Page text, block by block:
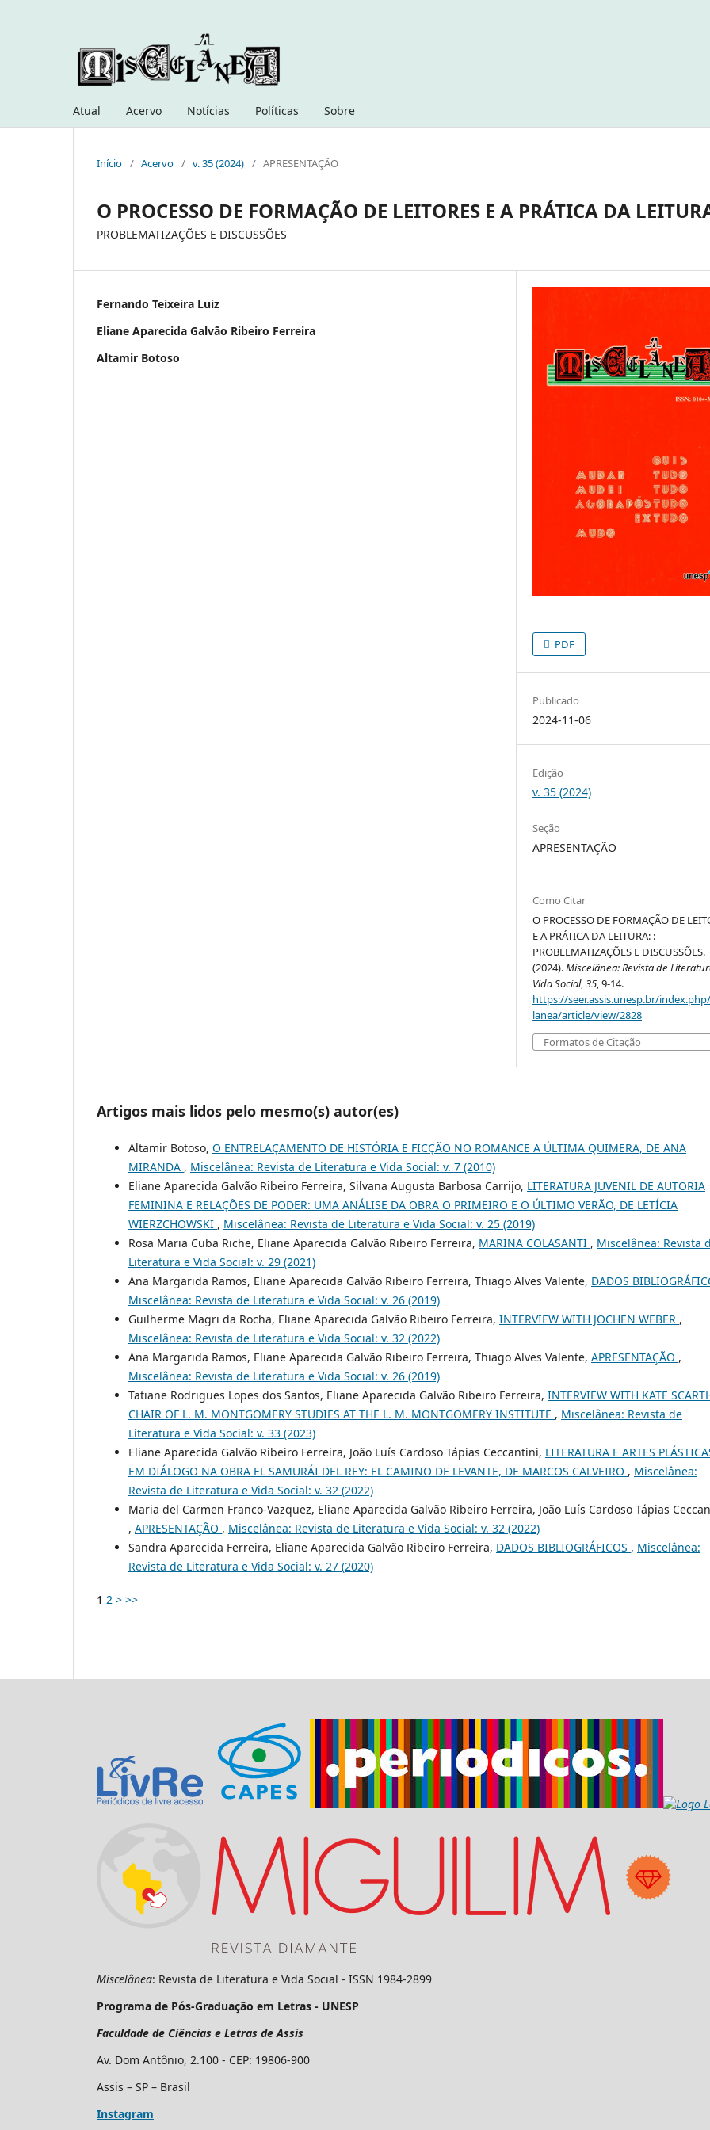
Atual Acervo Notícias Políticas Sobre
Início / Acervo / v. 35 (2024) / APRESENTAÇÃO
O PROCESSO DE FORMAÇÃO DE LEITORES E A PRÁTICA DA
PROBLEMATIZAÇÕES E DISCUSSÕES
Fernando Teixeira Luiz
Eliane Aparecida Galvão Ribeiro Ferreira
Altamir Botoso
PDF
Publicado
2024-11-06
Edição
v. 35 (2024)
Seção
APRESENTAÇÃO
Como Citar
O PROCESSO DE FORMAÇÃO DE
E A PRÁTICA DA LEITURA: :
PROBLEMATIZAÇÕES E DISCUSSÕES.
(2024).Miscelânea: Revista de
Vida Social,35, 9-14.
https://seer.assis.unesp.br/
lanea/article/view/2828
Formatos de Citação
Artigos mais lidos pelo mesmo(s) autor(es)
Altamir Botoso, O ENTRELAÇAMENTO DE HISTÓRIA E FICÇÃO NO ROMANCE A ÚLTIMA QUIMERA, DE ANA
MIRANDA , Miscelânea: Revista de Literatura e Vida Social: v. 7 (2010)
Eliane Aparecida Galvão Ribeiro Ferreira, Silvana Augusta Barbosa Carrijo, LITERATURA JUVENIL DE AUTORIA
FEMININA E RELAÇÕES DE PODER: UMA ANÁLISE DA OBRA O PRIMEIRO E O ÚLTIMO VERÃO, DE LETÍCIA
WIERZCHOWSKI , Miscelânea: Revista de Literatura e Vida Social: v. 25 (2019)
Rosa Maria Cuba Riche, Eliane Aparecida Galvão Ribeiro Ferreira, MARINA COLASANTI , Miscelânea: Revista
Literatura e Vida Social: v. 29 (2021)
Ana Margarida Ramos, Eliane Aparecida Galvão Ribeiro Ferreira, Thiago Alves Valente, DADOS
Miscelânea: Revista de Literatura e Vida Social: v. 26 (2019)
Guilherme Magri da Rocha, Eliane Aparecida Galvão Ribeiro Ferreira, INTERVIEW WITH JOCHEN WEBER ,
Miscelânea: Revista de Literatura e Vida Social: v. 32 (2022)
Ana Margarida Ramos, Eliane Aparecida Galvão Ribeiro Ferreira, Thiago Alves Valente, APRESENTAÇÃO ,
Miscelânea: Revista de Literatura e Vida Social: v. 26 (2019)
Tatiane Rodrigues Lopes dos Santos, Eliane Aparecida Galvão Ribeiro Ferreira, INTERVIEW WITH KATE
CHAIR OF L. M. MONTGOMERY STUDIES AT THE L. M. MONTGOMERY INSTITUTE , Miscelânea: Revista de
Literatura e Vida Social: v. 33 (2023)
Eliane Aparecida Galvão Ribeiro Ferreira, João Luís Cardoso Tápias Ceccantini, LITERATURA E ARTES
EM DIÁLOGO NA OBRA EL SAMURÁI DEL REY: EL CAMINO DE LEVANTE, DE MARCOS CALVEIRO , Miscelânea:
Revista de Literatura e Vida Social: v. 32 (2022)
Maria del Carmen Franco-Vazquez, Eliane Aparecida Galvão Ribeiro Ferreira, João Luís Cardoso Tápias
, APRESENTAÇÃO , Miscelânea: Revista de Literatura e Vida Social: v. 32 (2022)
Sandra Aparecida Ferreira, Eliane Aparecida Galvão Ribeiro Ferreira, DADOS BIBLIOGRÁFICOS , Miscelânea:
Revista de Literatura e Vida Social: v. 27 (2020)
1 2 > >>
Miscelânea: Revista de Literatura e Vida Social - ISSN 1984-2899
Programa de Pós-Graduação em Letras - UNESP
Faculdade de Ciências e Letras de Assis
Av. Dom Antônio, 2.100 - CEP: 19806-900
Assis – SP – Brasil
Instagram